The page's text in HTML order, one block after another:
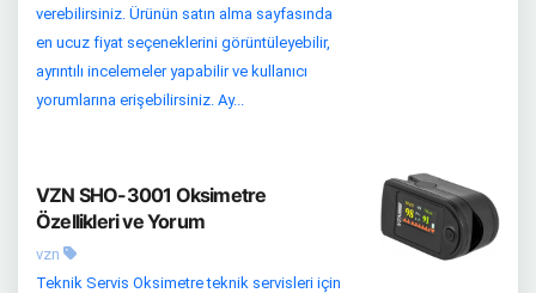
verebilirsiniz. Ürünün satın alma sayfasında
en ucuz fiyat seçeneklerini görüntüleyebilir,
ayrıntılı incelemeler yapabilir ve kullanıcı
yorumlarına erişebilirsiniz. Ay...
VZN SHO-3001 Oksimetre
Özellikleri ve Yorum
vzn
Teknik Servis Oksimetre teknik servisleri için